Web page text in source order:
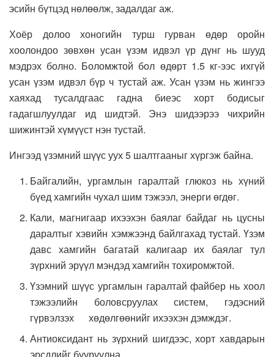
эсийн бүтцэд нөлөөлж, задалдаг аж.
Хоёр долоо хоногийн турш гурван өдөр оройн
хоолондоо зөвхөн усан үзэм идвэл үр дүнг нь шууд
мэдрэх болно. Боломжтой бол өдөрт 1.5 кг-ээс ихгүй
усан үзэм идвэл бүр ч тустай аж. Усан үзэм нь жингээ
хаяхад тусалдгаас гадна биеэс хорт бодисыг
гадагшлуулдаг ид шидтэй. Энэ шидээрээ чихрийн
шижинтэй хүмүүст нэн тустай.
Ингээд үзэмний шүүс уух 5 шалтгааныг хүргэж байна.
Байгалийн, ургамлын гаралтай глюкоз нь хүний
бүед хамгийн чухал шим тэжээл, энерги өгдөг.
Кали, магнигаар ихээхэн баялаг байдаг нь цусны
даралтыг хэвийн хэмжээнд байлгахад тустай. Үзэм
давс хамгийн багатай калигаар их баялаг тул
зүрхний эрүүл мэндэд хамгийн тохиромжтой.
Үзэмний шүүс ургамлын гаралтай файбер нь хоол
тэжээлийн боловсруулах систем, гэдэсний
гүрвэлзэх хөдөлгөөнийг ихээхэн дэмждэг.
Антиоксидант нь зүрхний шигдээс, хорт хавдарын
эрсдлийг бууруулна.